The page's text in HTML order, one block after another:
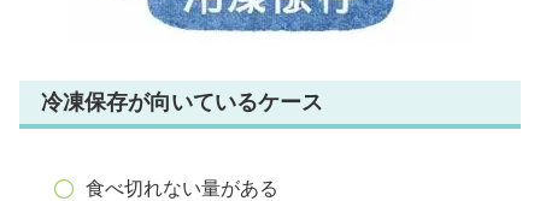
冷凍保存が向いているケース
食べ切れない量がある